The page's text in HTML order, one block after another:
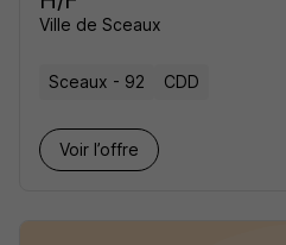
Ville de Sceaux
Sceaux - 92 CDD
Voir l’offre